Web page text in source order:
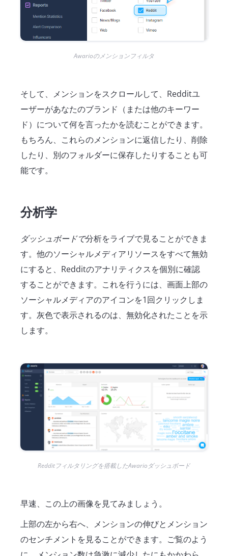
Awarioのメンションフィルタ
そして、メンションをスクロールして、Redditユ
ーザーがあなたのブランド（または他のキーワー
ド）について何を言ったかを読むことができます。
もちろん、これらのメンションに返信したり、削除
したり、別のフォルダーに保存したりすることも可
能です。
分析学
ダッシュボードで分析をライブで見ることができま
す。他のソーシャルメディアリソースをすべて無効
にすると、Redditのアナリティクスを個別に確認
することができます。これを行うには、画面上部の
ソーシャルメディアのアイコンを1回クリックしま
す。灰色で表示されるのは、無効化されたことを示
します。
Redditフィルタリングを搭載したAwarioダッシュボード
早速、この上の画像を見てみましょう。
上部の左から右へ、メンションの伸びとメンション
のセンチメントを見ることができます。ご覧のよう